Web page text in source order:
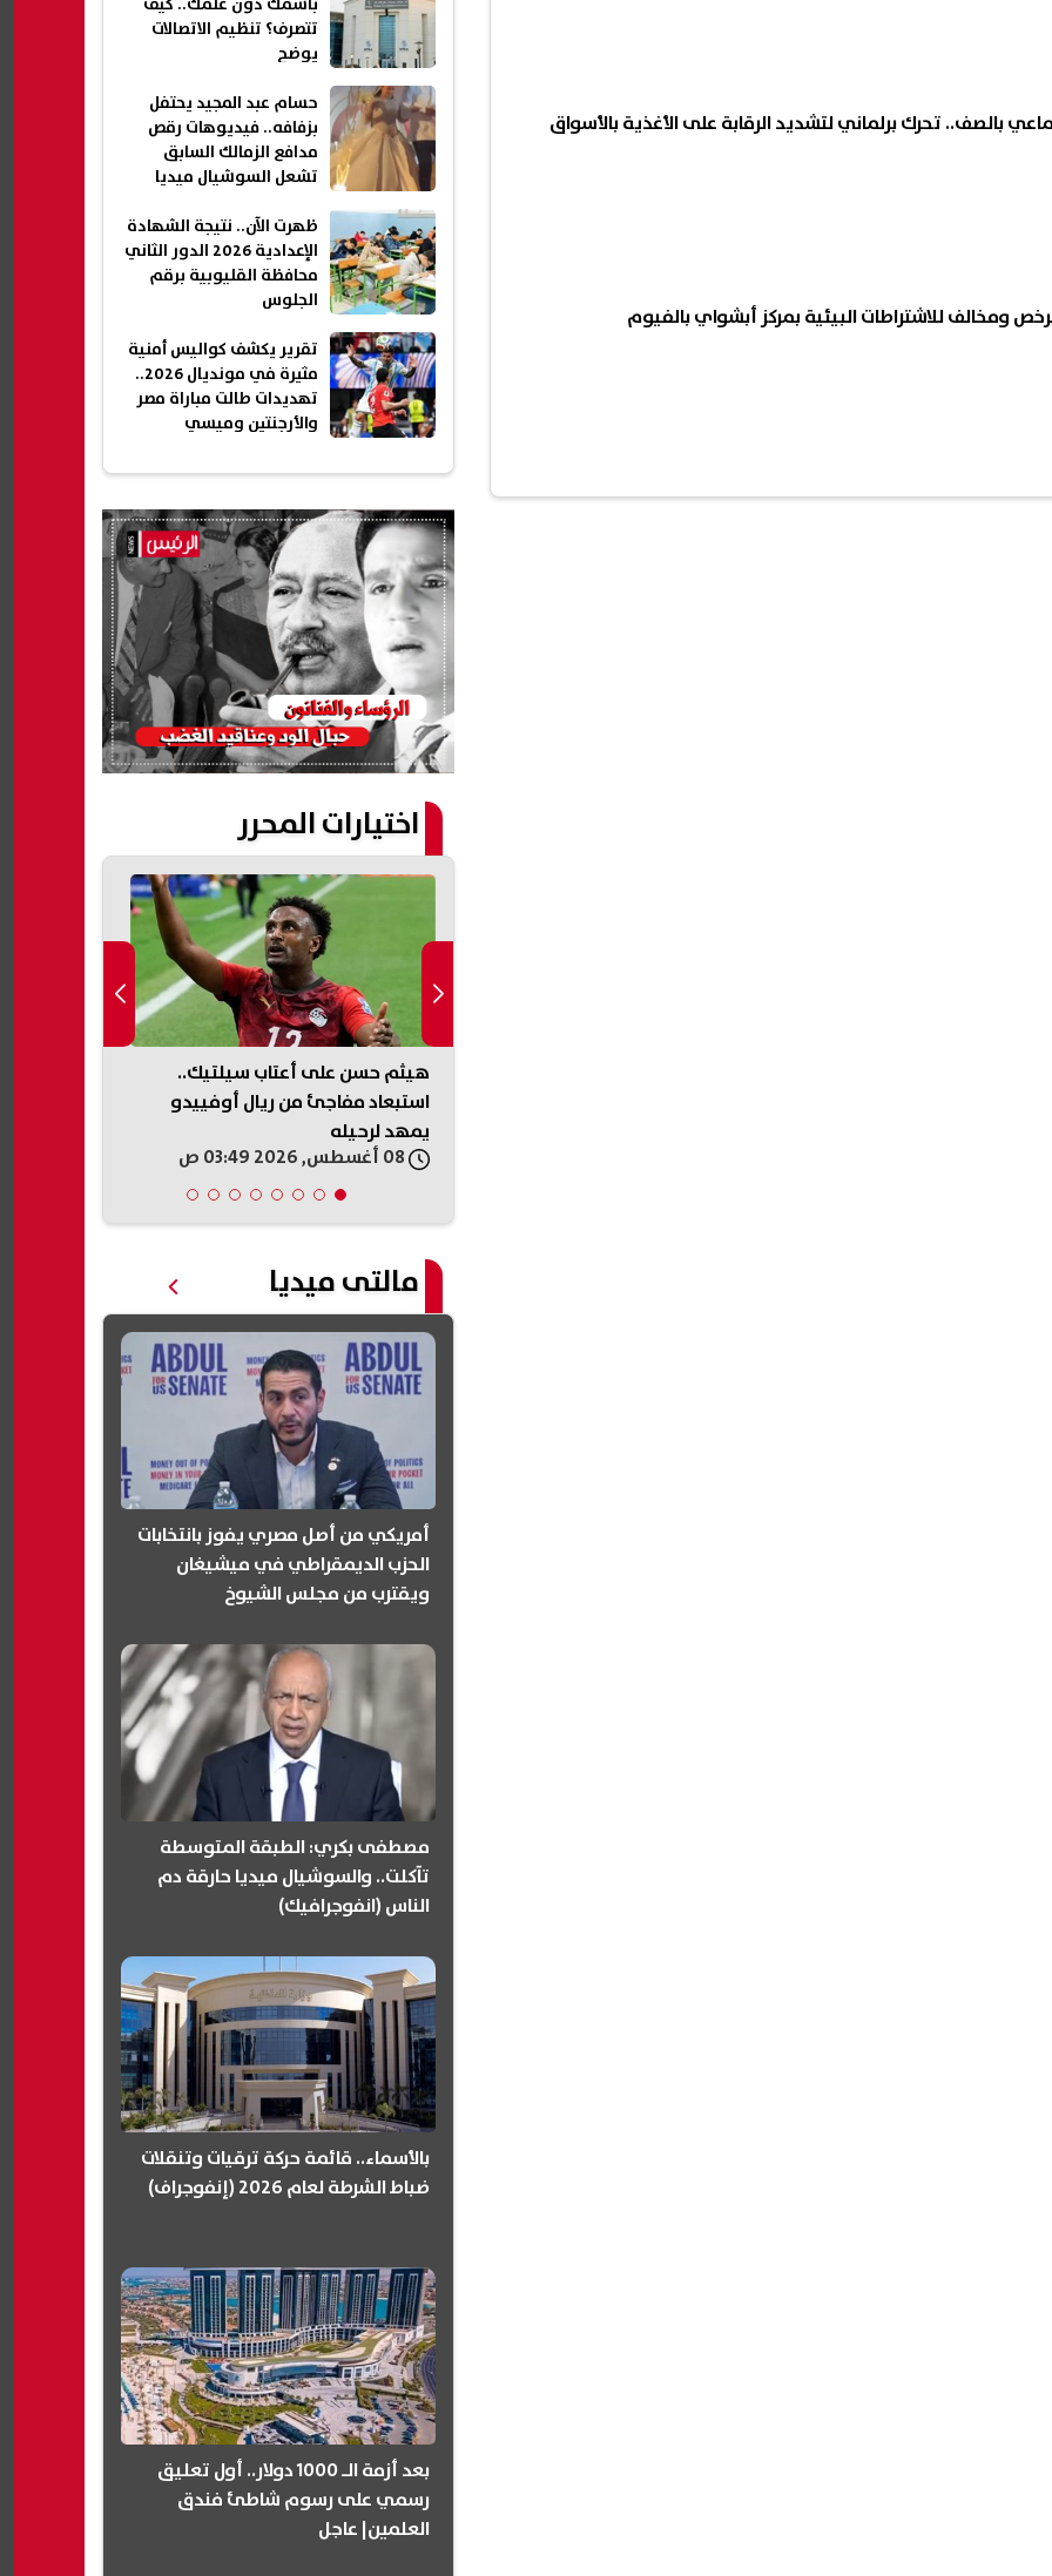
بالصف.. تحرك برلماني لتشديد الرقابة على الأغذية بالأسواق
ومخالف للاشتراطات البيئية بمركز أبشواي بالفيوم
تتصرف؟ تنظيم الاتصالات
يوضح
حسام عبد المجيد يحتفل
بزفافه.. فيديوهات رقص
مدافع الزمالك السابق
تشعل السوشيال ميديا
ظهرت الآن.. نتيجة الشهادة
الإعدادية 2026 الدور الثاني
محافظة القليوبية برقم
الجلوس
تقرير يكشف كواليس أمنية
مثيرة في مونديال 2026..
تهديدات طالت مباراة مصر
والأرجنتين وميسي
اختيارات المحرر
هيثم حسن على أعتاب سيلتيك..
استبعاد مفاجئ من ريال أوفييدو
يمهد لرحيله
مالتى ميديا
أمريكي من أصل مصري يفوز بانتخابات
الحزب الديمقراطي في ميشيغان
ويقترب من مجلس الشيوخ
مصطفى بكري: الطبقة المتوسطة
تآكلت.. والسوشيال ميديا حارقة دم
الناس (انفوجرافيك)
بالأسماء.. قائمة حركة ترقيات وتنقلات
ضباط الشرطة لعام 2026 (إنفوجراف)
بعد أزمة الـ 1000 دولار.. أول تعليق
رسمي على رسوم شاطئ فندق
العلمين| عاجل